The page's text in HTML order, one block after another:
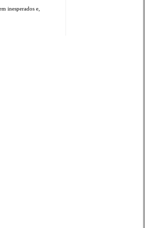
inesperados e,